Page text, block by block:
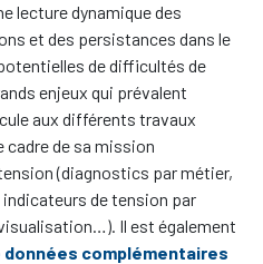
lecture dynamique des
et des persistances dans le
de difficultés de
enjeux qui prévalent
aux différents travaux
cadre de sa mission
(diagnostics par métier,
de tension par
Il est également
données complémentaires